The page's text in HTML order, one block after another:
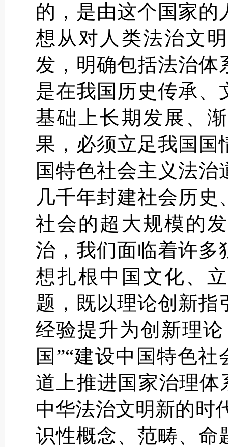
的，是由这个国家的
想从对人类法治文
发，明确包括法治体
是在我国历史传承、
基础上长期发展、
果，必须立足我国国
国特色社会主义法
几千年封建社会历
社会的超大规模的
治，我们面临着许多
想扎根中国文化、
题，既以理论创新指
经验提升为创新理
国”“建设中国特色
道上推进国家治理体
中华法治文明新的时
识性概念、范畴、命